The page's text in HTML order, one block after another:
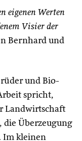
eigenen Werten
Visier der
Bernhard und
und Bio-
spricht,
Landwirtschaft
die Überzeugung
Im kleinen